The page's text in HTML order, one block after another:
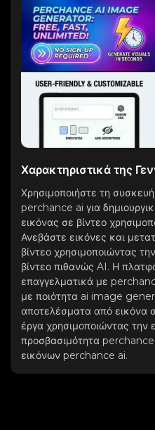
Χαρακτηριστικά της
Χρησιμοποιήστε τη
perchance ai για
εικόνας σε βίντεο
Ανεβάστε εικόνες και
βίντεο χρησιμοποιώντας
βίντεο πιθανώς AI. Η
επαγγελματικά με
με ποιότητα ai image
αποτελέσματα από εικόνα
έργα χρησιμοποιώντας την
προσβασιμότητα
εικόνων perchance ai.